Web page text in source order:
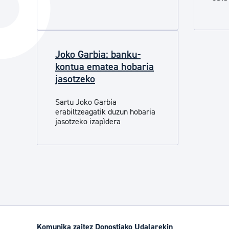
Hiria orain
Hiria ezagutu
Etorkizuneko hiria
Albisteak
Joko Garbia: banku-
kontua ematea hobaria
jasotzeko
Sartu Joko Garbia
erabiltzeagatik duzun hobaria
jasotzeko izapìdera
Komunika zaitez Donostiako Udalarekin